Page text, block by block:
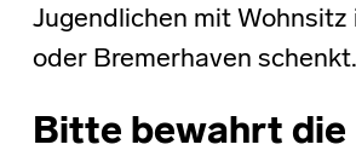
Jugendlichen mit Wohnsitz
oder Bremerhaven schenkt.
Bitte bewahrt die